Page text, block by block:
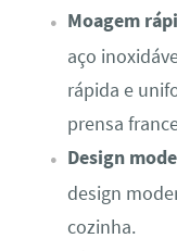
Moagem
aço
rápida e
prensa
Design
design
cozinha.